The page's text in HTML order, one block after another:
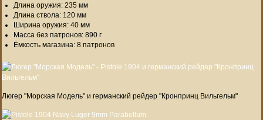
Длина оружия: 235 мм
Длина ствола: 120 мм
Ширина оружия: 40 мм
Масса без патронов: 890 г
Ёмкость магазина: 8 патронов
Люгер "Морская Модель" и германский рейдер "Кронпринц Вильгельм"